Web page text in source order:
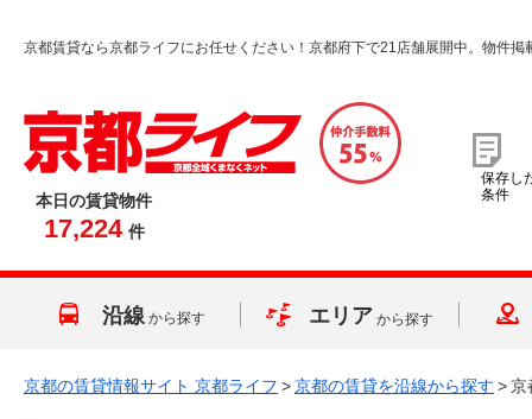
京都賃貸なら京都ライフにお任せください！京都府下で21店舗展開中。物件掲
本日の賃貸物件
17,224 件
保存し
条件
沿線 から探す エリア から探す
京都の賃貸情報サイト 京都ライフ >京都の賃貸を沿線から探す >京